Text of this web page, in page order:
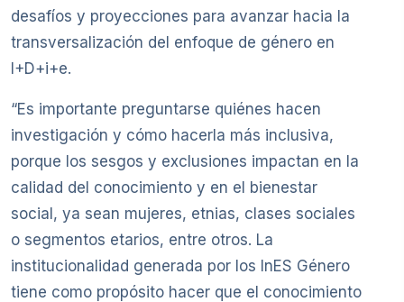
desafíos y proyecciones para avanzar hacia la
transversalización del enfoque de género en
I+D+i+e.
“Es importante preguntarse quiénes hacen
investigación y cómo hacerla más inclusiva,
porque los sesgos y exclusiones impactan en la
calidad del conocimiento y en el bienestar
social, ya sean mujeres, etnias, clases sociales
o segmentos etarios, entre otros. La
institucionalidad generada por los InES Género
tiene como propósito hacer que el conocimiento